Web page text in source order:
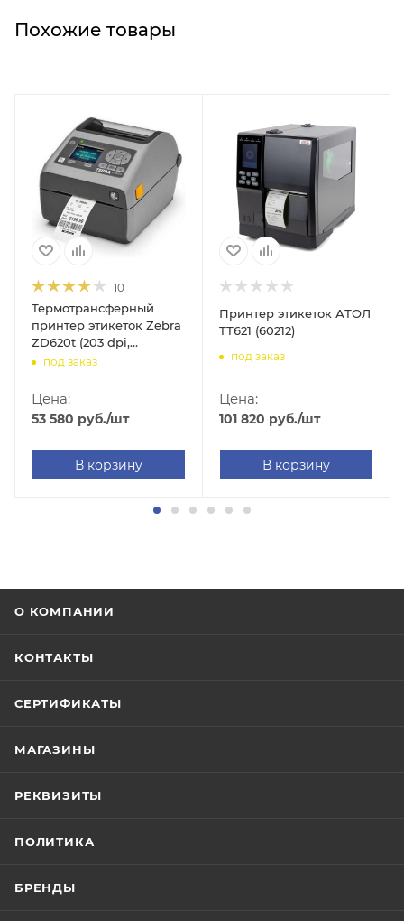
Похожие товары
10
Термотрансферный
принтер этикеток Zebra
ZD620t (203 dpi,
отделитель этикеток,
232/Ethernet/Bluetooth,
арт. ZD62042-T1EF00EZ)
под заказ
Цена:
53 580 руб./шт
В корзину
Принтер этикеток АТОЛ
ТТ621 (60212)
под заказ
Цена:
101 820 руб./шт
В корзину
О КОМПАНИИ
КОНТАКТЫ
СЕРТИФИКАТЫ
МАГАЗИНЫ
РЕКВИЗИТЫ
ПОЛИТИКА
БРЕНДЫ